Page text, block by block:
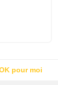
pour moi